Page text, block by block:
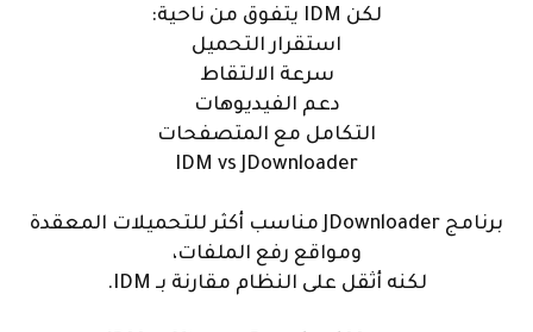
لكن IDM يتفوق من ناحية:
استقرار التحميل
سرعة الالتقاط
دعم الفيديوهات
التكامل مع المتصفحات
IDM vs JDownloader
برنامج JDownloader مناسب أكثر للتحميلات المعقدة
ومواقع رفع الملفات،
لكنه أثقل على النظام مقارنة بـ IDM.